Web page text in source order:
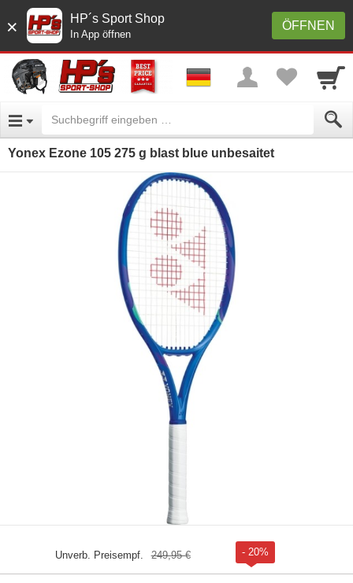
× ÖFFNEN
HP´s Sport Shop
In App öffnen
Yonex Ezone 105 275 g blast blue unbesaitet
Unverb. Preisempf. 249,95 € - 20%